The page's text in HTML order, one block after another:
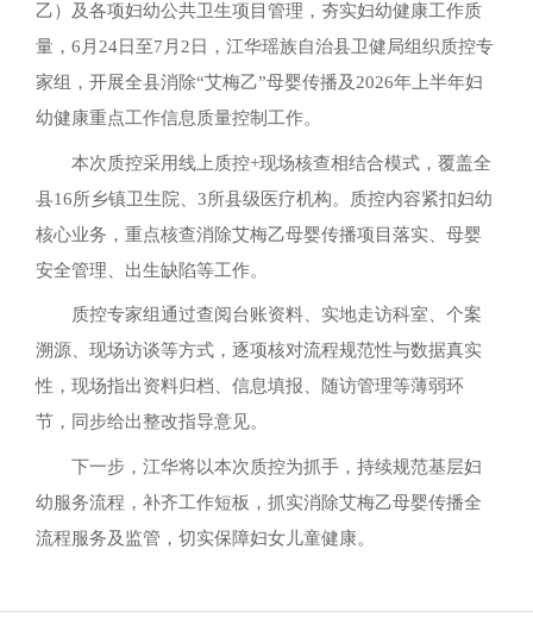
乙）及各项妇幼公共卫生项目管理，夯实妇幼健康工作质
量，6月24日至7月2日，江华瑶族自治县卫健局组织质控专
家组，开展全县消除“艾梅乙”母婴传播及2026年上半年妇
幼健康重点工作信息质量控制工作。
本次质控采用线上质控+现场核查相结合模式，覆盖全
县16所乡镇卫生院、3所县级医疗机构。质控内容紧扣妇幼
核心业务，重点核查消除艾梅乙母婴传播项目落实、母婴
安全管理、出生缺陷等工作。
质控专家组通过查阅台账资料、实地走访科室、个案
溯源、现场访谈等方式，逐项核对流程规范性与数据真实
性，现场指出资料归档、信息填报、随访管理等薄弱环
节，同步给出整改指导意见。
下一步，江华将以本次质控为抓手，持续规范基层妇
幼服务流程，补齐工作短板，抓实消除艾梅乙母婴传播全
流程服务及监管，切实保障妇女儿童健康。